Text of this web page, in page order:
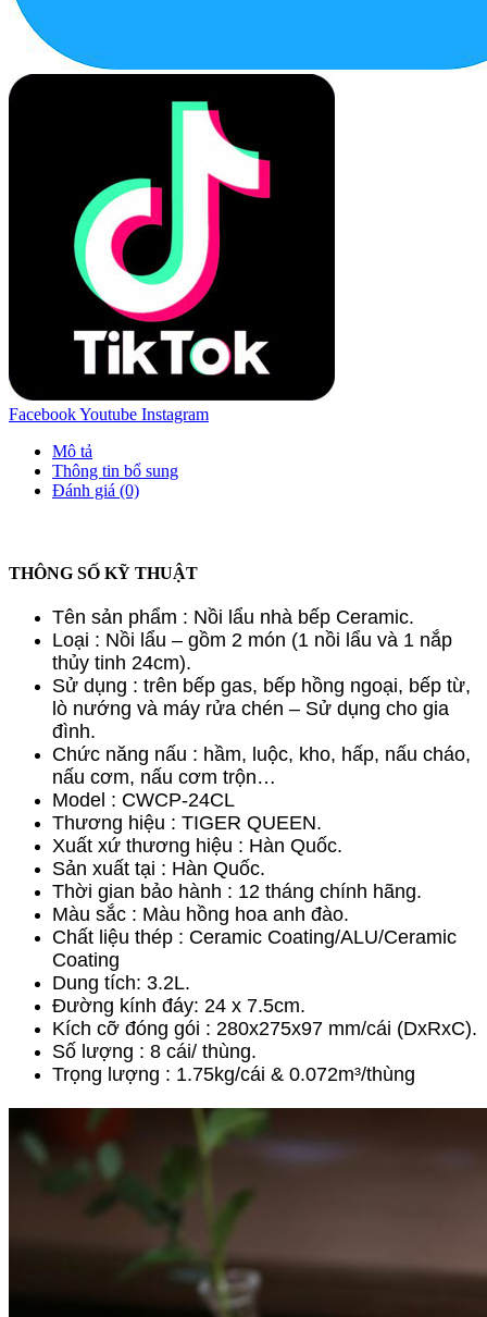
FacebookYoutube Instagram
Mô tả
Thông tin bổ sung
Đánh giá (0)
THÔNG SỐ KỸ THUẬT
Tên sản phẩm : Nồi lẩu nhà bếp Ceramic.
Loại : Nồi lẩu – gồm 2 món (1 nồi lẩu và 1 nắp
thủy tinh 24cm).
Sử dụng : trên bếp gas, bếp hồng ngoại, bếp từ,
lò nướng và máy rửa chén – Sử dụng cho gia
đình.
Chức năng nấu : hầm, luộc, kho, hấp, nấu cháo,
nấu cơm, nấu cơm trộn…
Model : CWCP-24CL
Thương hiệu : TIGER QUEEN.
Xuất xứ thương hiệu : Hàn Quốc.
Sản xuất tại : Hàn Quốc.
Thời gian bảo hành : 12 tháng chính hãng.
Màu sắc : Màu hồng hoa anh đào.
Chất liệu thép : Ceramic Coating/ALU/Ceramic
Coating
Dung tích: 3.2L.
Đường kính đáy: 24 x 7.5cm.
Kích cỡ đóng gói : 280x275x97 mm/cái (DxRxC).
Số lượng : 8 cái/ thùng.
Trọng lượng : 1.75kg/cái & 0.072m³/thùng